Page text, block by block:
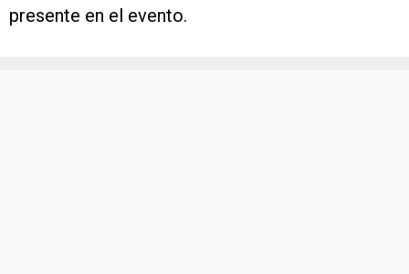
presente en el evento.